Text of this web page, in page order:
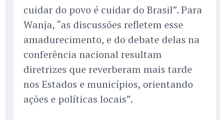
cuidar do povo é cuidar do Brasil”. Para
Wanja, “as discussões refletem esse
amadurecimento, e do debate delas na
conferência nacional resultam
diretrizes que reverberam mais tarde
nos Estados e municípios, orientando
ações e políticas locais”.